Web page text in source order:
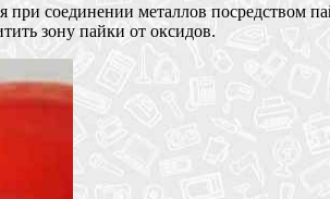
соединении металлов посредством
зону пайки от оксидов.